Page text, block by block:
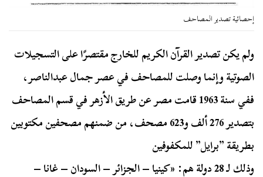
إحصائية تصدير المصاحف
ولم يكن تصدير القرآن الكريم للخارج مقتصرًا على التسجيلات
الصوتية وإنما وصلت للمصاحف في عصر جمال عبدالناصر،
ف‏في سنة 1963 قامت مصر عن طريق الأزهر في قسم المصاحف
بتصدير 276 ألف و623 مصحف، من ضمنهم مصحفين مكتوبين
بطريقة ”برايل” للمكفوفين
وذلك لـ 28 دولة هم: «كينيا – الجزائر – السودان – غانا –